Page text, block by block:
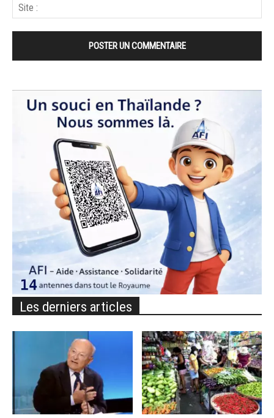
Les derniers articles